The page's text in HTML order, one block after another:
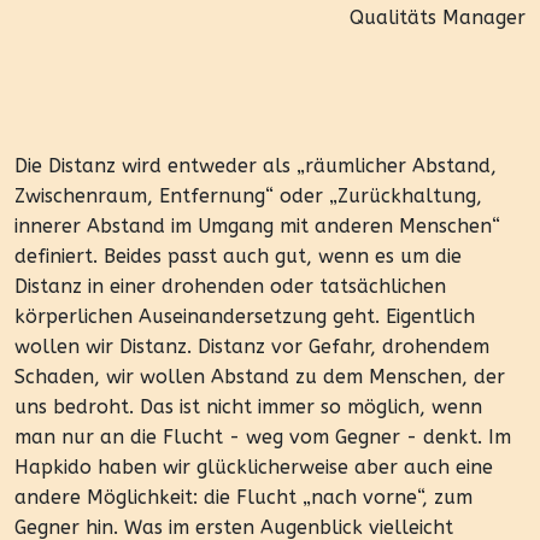
Qualitäts Manager
Die Distanz wird entweder als „räumlicher Abstand,
Zwischenraum, Entfernung“ oder „Zurückhaltung,
innerer Abstand im Umgang mit anderen Menschen“
definiert. Beides passt auch gut, wenn es um die
Distanz in einer drohenden oder tatsächlichen
körperlichen Auseinandersetzung geht. Eigentlich
wollen wir Distanz. Distanz vor Gefahr, drohendem
Schaden, wir wollen Abstand zu dem Menschen, der
uns bedroht. Das ist nicht immer so möglich, wenn
man nur an die Flucht - weg vom Gegner - denkt. Im
Hapkido haben wir glücklicherweise aber auch eine
andere Möglichkeit: die Flucht „nach vorne“, zum
Gegner hin. Was im ersten Augenblick vielleicht